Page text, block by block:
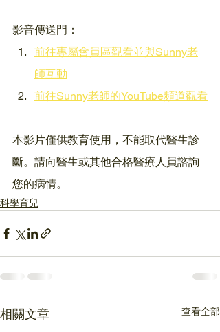
影音傳送門：
前往專屬會員區觀看並與Sunny老
師互動
前往Sunny老師的YouTube頻道觀看
本影片僅供教育使用，不能取代醫生診
斷。請向醫生或其他合格醫療人員諮詢
您的病情。
科學育兒
相關文章 查看全部